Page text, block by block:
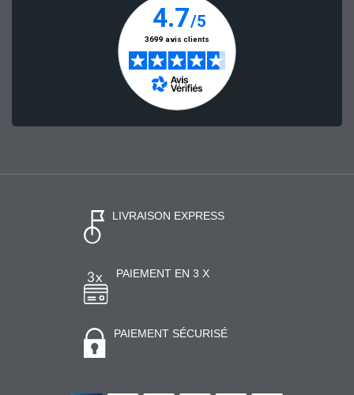
LIVRAISON EXPRESS
PAIEMENT EN 3 X
PAIEMENT SÉCURISÉ